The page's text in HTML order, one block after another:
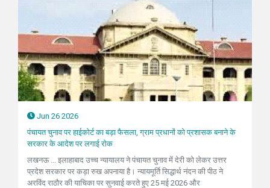
Jun 26 2026
पंचायत चुनाव पर हाईकोर्ट का बड़ा फैसला, ग्राम प्रधानों को प्रशासक बनाने के
सरकार के आदेश पर लगाई रोक
लखनऊ ... इलाहाबाद उच्च न्यायालय ने पंचायत चुनाव में देरी को लेकर उत्तर
प्रदेश सरकार पर कड़ा रुख अपनाया है। न्यायमूर्ति सिद्धार्थ नंदन की पीठ ने
अरविंद राठौर की याचिका पर सुनवाई करते हुए 25 मई 2026 और